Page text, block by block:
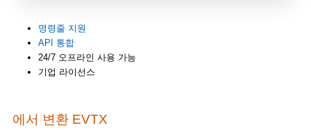
명령줄 지원
API 통합
24/7 오프라인 사용 가능
기업 라이선스
에서 변환 EVTX